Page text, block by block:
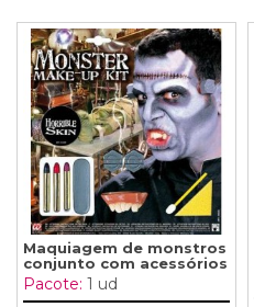
Maquiagem de monstros
conjunto com acessórios
Pacote: 1 ud